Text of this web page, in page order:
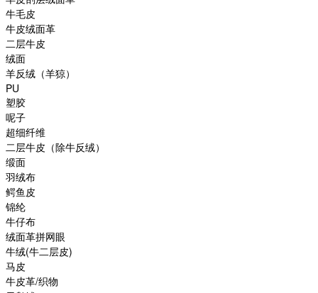
牛毛皮
牛皮绒面革
二层牛皮
绒面
羊反绒（羊猄）
PU
塑胶
呢子
超细纤维
二层牛皮（除牛反绒）
缎面
羽绒布
鳄鱼皮
锦纶
牛仔布
绒面革拼网眼
牛绒(牛二层皮)
马皮
牛皮革/织物